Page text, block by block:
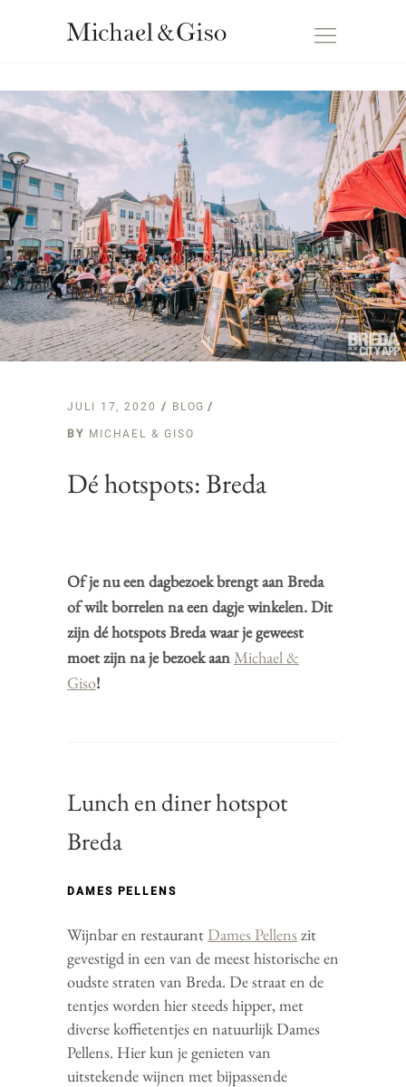
JULI 17, 2020 BLOG
BY MICHAEL & GISO
Dé hotspots: Breda
Of je nu een dagbezoek brengt aan Breda
of wilt borrelen na een dagje winkelen. Dit
zijn dé hotspots Breda waar je geweest
moet zijn na je bezoek aanMichael &
Giso!
Lunch en diner hotspot
Breda
DAMES PELLENS
Wijnbar en restaurant Dames Pellens zit
gevestigd in een van de meest historische en
oudste straten van Breda. De straat en de
tentjes worden hier steeds hipper, met
diverse koffietentjes en natuurlijk Dames
Pellens. Hier kun je genieten van
uitstekende wijnen met bijpassende